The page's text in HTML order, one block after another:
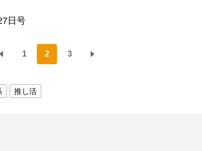
日号
1 2 3
推し活